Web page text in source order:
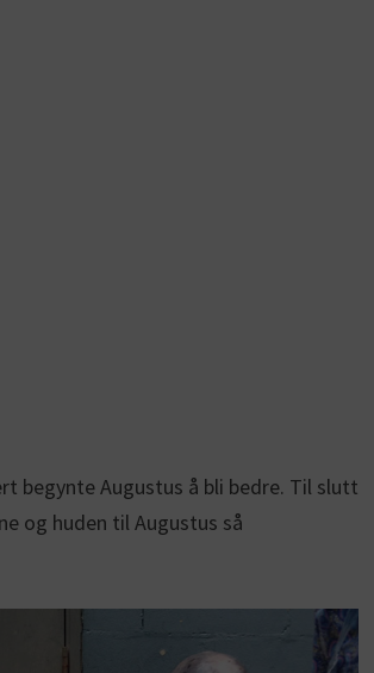
begynte Augustus å bli bedre. Til slutt
og huden til Augustus så